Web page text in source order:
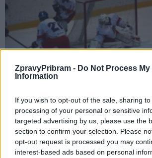
ZpravyPribram - Do Not Process My
Information
If you wish to opt-out of the sale, sharing
processing of your personal or sensitive
targeted advertising by us, please use the
section to confirm your selection. Please
opt-out request is processed you may
interest-based ads based on personal
V srpnu se uskuteční na zimním
hokejová utkání s mezinárodní
PŘÍBRAM – Od poloviny srpna se návštěvníci
utkání českého výběru žen s Tornádem Moskva
hokejových ženských družstev...